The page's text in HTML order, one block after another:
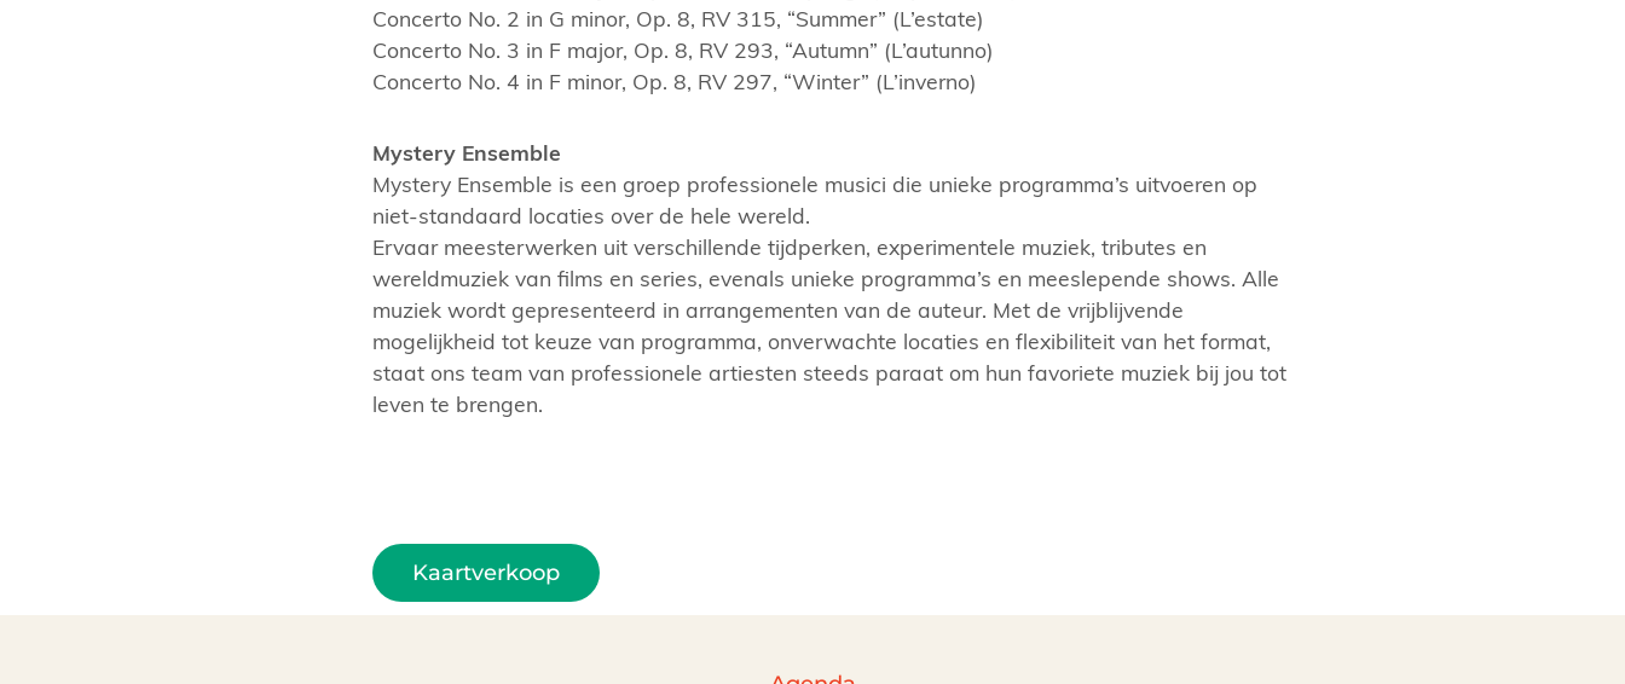
Concerto No. 2 in G minor, Op. 8, RV 315, “Summer” (L’estate)
Concerto No. 3 in F major, Op. 8, RV 293, “Autumn” (L’autunno)
Concerto No. 4 in F minor, Op. 8, RV 297, “Winter” (L’inverno)
Mystery Ensemble
Mystery Ensemble is een groep professionele musici die unieke programma’s uitvoeren op
niet-standaard locaties over de hele wereld.
Ervaar meesterwerken uit verschillende tijdperken, experimentele muziek, tributes en
wereldmuziek van films en series, evenals unieke programma’s en meeslepende shows. Alle
muziek wordt gepresenteerd in arrangementen van de auteur. Met de vrijblijvende
mogelijkheid tot keuze van programma, onverwachte locaties en flexibiliteit van het format,
staat ons team van professionele artiesten steeds paraat om hun favoriete muziek bij jou tot
leven te brengen.
Kaartverkoop